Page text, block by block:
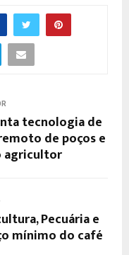
tecnologia de
de poços e
agricultor
Pecuária e
mínimo do café